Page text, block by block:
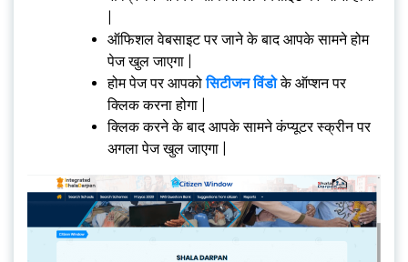
ऑफिशल वेबसाइट पर जाने के बाद आपके सामने होम
पेज खुल जाएगा |
होम पेज पर आपकोसिटीजन विंडोके ऑप्शन पर
क्लिक करना होगा |
क्लिक करने के बाद आपके सामने कंप्यूटर स्क्रीन पर
अगला पेज खुल जाएगा |